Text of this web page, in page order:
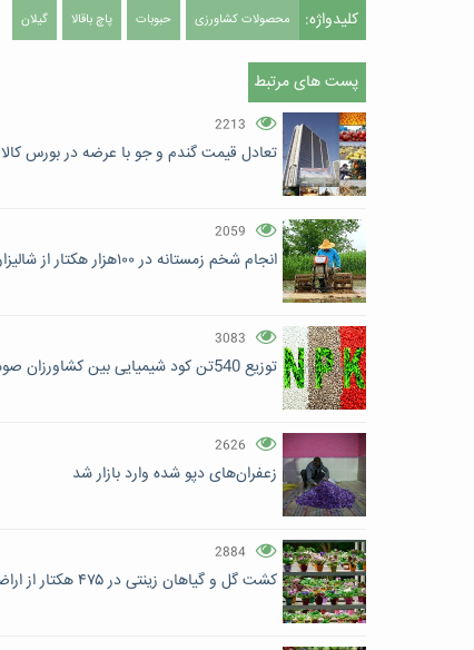
کلیدواژه: محصولات کشاورزی حبوبات پاچ باقالا گیلان
پست های مرتبط
2213
تعادل قیمت گندم و جو با عرضه در بورس کالا
2059
انجام شخم زمستانه در ۱۰۰هزار هکتار از شالیزارهای گیلان
3083
توزیع 540تن کود شیمیایی بین کشاورزان صومعه‌ سرا
2626
زعفران‌های دپو شده وارد بازار شد
2884
کشت گل و گیاهان زینتی در ۴۷۵ هکتار از اراضی رودسر